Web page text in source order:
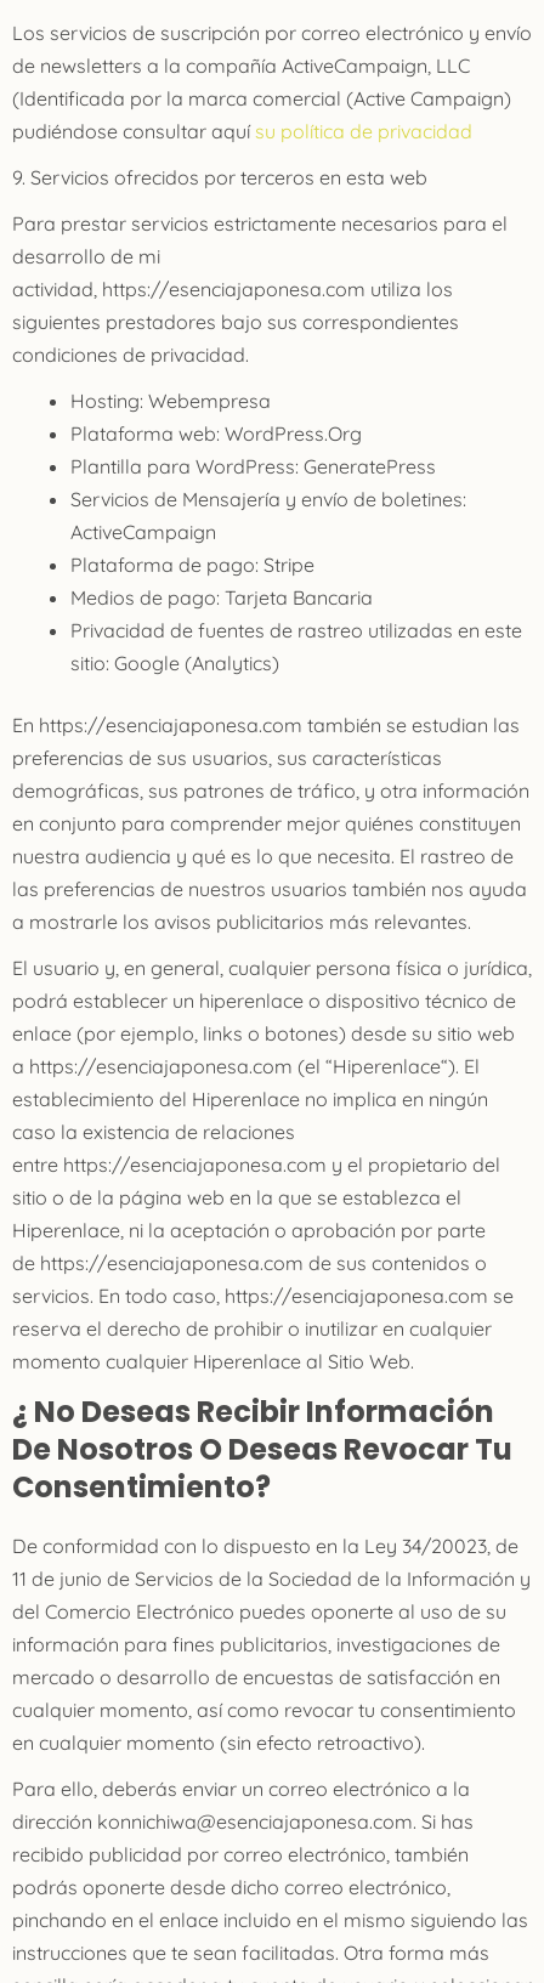
Los servicios de suscripción por correo electrónico y envío
de newsletters a la compañía ActiveCampaign, LLC
(Identificada por la marca comercial (Active Campaign)
pudiéndose consultar aquísu política de privacidad
9. Servicios ofrecidos por terceros en esta web
Para prestar servicios estrictamente necesarios para el
desarrollo de mi
actividad, https://esenciajaponesa.com utiliza los
siguientes prestadores bajo sus correspondientes
condiciones de privacidad.
Hosting: Webempresa
Plataforma web: WordPress.Org
Plantilla para WordPress: GeneratePress
Servicios de Mensajería y envío de boletines:
ActiveCampaign
Plataforma de pago: Stripe
Medios de pago: Tarjeta Bancaria
Privacidad de fuentes de rastreo utilizadas en este
sitio: Google (Analytics)
En https://esenciajaponesa.com también se estudian las
preferencias de sus usuarios, sus características
demográficas, sus patrones de tráfico, y otra información
en conjunto para comprender mejor quiénes constituyen
nuestra audiencia y qué es lo que necesita. El rastreo de
las preferencias de nuestros usuarios también nos ayuda
a mostrarle los avisos publicitarios más relevantes.
El usuario y, en general, cualquier persona física o jurídica,
podrá establecer un hiperenlace o dispositivo técnico de
enlace (por ejemplo, links o botones) desde su sitio web
a https://esenciajaponesa.com (el “Hiperenlace“). El
establecimiento del Hiperenlace no implica en ningún
caso la existencia de relaciones
entre https://esenciajaponesa.com y el propietario del
sitio o de la página web en la que se establezca el
Hiperenlace, ni la aceptación o aprobación por parte
de https://esenciajaponesa.com de sus contenidos o
servicios. En todo caso, https://esenciajaponesa.com se
reserva el derecho de prohibir o inutilizar en cualquier
momento cualquier Hiperenlace al Sitio Web.
¿ No Deseas Recibir Información
De Nosotros O Deseas Revocar Tu
Consentimiento?
De conformidad con lo dispuesto en la Ley 34/20023, de
11 de junio de Servicios de la Sociedad de la Información y
del Comercio Electrónico puedes oponerte al uso de su
información para fines publicitarios, investigaciones de
mercado o desarrollo de encuestas de satisfacción en
cualquier momento, así como revocar tu consentimiento
en cualquier momento (sin efecto retroactivo).
Para ello, deberás enviar un correo electrónico a la
dirección konnichiwa@esenciajaponesa.com. Si has
recibido publicidad por correo electrónico, también
podrás oponerte desde dicho correo electrónico,
pinchando en el enlace incluido en el mismo siguiendo las
instrucciones que te sean facilitadas. Otra forma más